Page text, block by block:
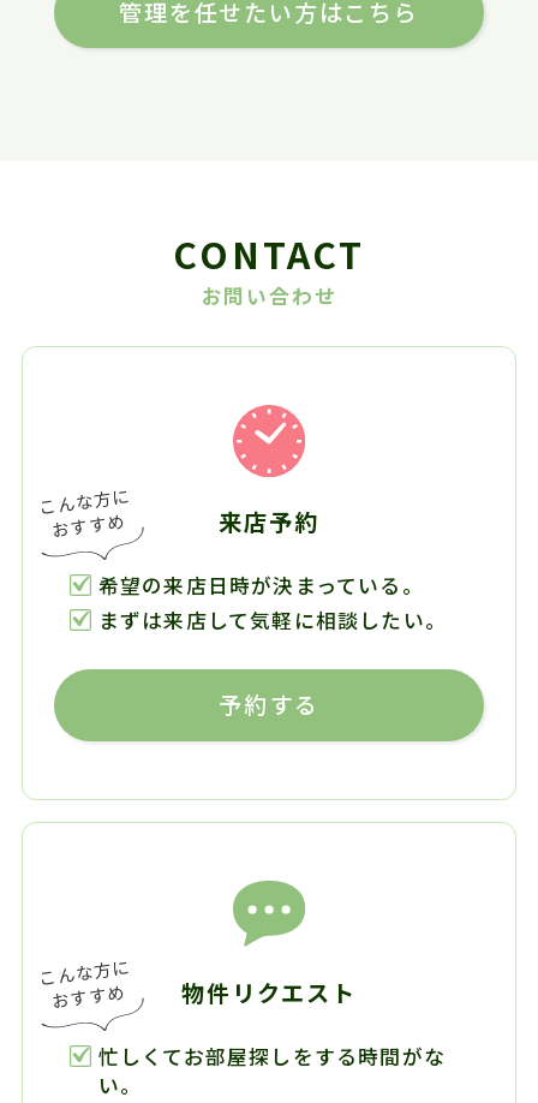
管理を任せたい方はこちら
CONTACT
お問い合わせ
来店予約
希望の来店日時が決まっている。
まずは来店して気軽に相談したい。
予約する
物件リクエスト
忙しくてお部屋探しをする時間がな
い。